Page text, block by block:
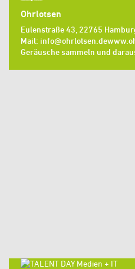
Ohrlotsen
Eulenstraße 43, 22765
Mail:
Geräusche sammeln und